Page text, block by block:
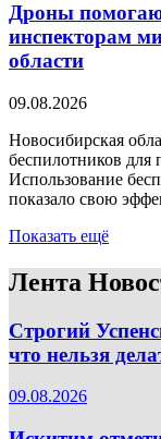
Дроны
инспекторам
области
09.08.2026
Новосибирская
беспилотников для
Использование
показало свою
Показать ещё
Лента
Строгий
что нельзя
09.08.2026